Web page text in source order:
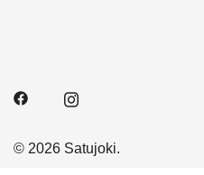
© 2026 Satujoki.